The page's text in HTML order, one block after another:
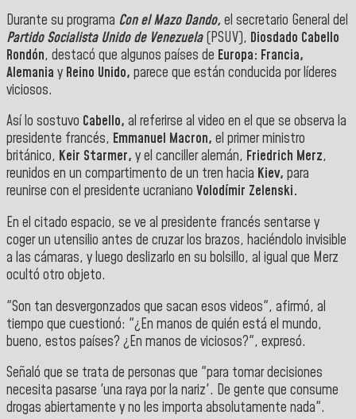
Durante su programa Con el Mazo Dando, el secretario General del
Partido Socialista Unido de Venezuela(PSUV), Diosdado Cabello
Rondón, destacó que algunos países de Europa: Francia,
Alemania y Reino Unido, parece que están conducida por líderes
viciosos.
Así lo sostuvo Cabello, al referirse al video en el que se observa la
presidente francés, Emmanuel Macron, el primer ministro
británico, Keir Starmer, y el canciller alemán, Friedrich Merz,
reunidos en un compartimento de un tren hacia Kiev, para
reunirse con el presidente ucraniano Volodímir Zelenski.
En el citado espacio, se ve al presidente francés sentarse y
coger un utensilio antes de cruzar los brazos, haciéndolo invisible
a las cámaras, y luego deslizarlo en su bolsillo, al igual que Merz
ocultó otro objeto.
"Son tan desvergonzados que sacan esos videos", afirmó, al
tiempo que cuestionó: "¿En manos de quién está el mundo,
bueno, estos países? ¿En manos de viciosos?", expresó.
Señaló que se trata de personas que "para tomar decisiones
necesita pasarse 'una raya por la nariz'. De gente que consume
drogas abiertamente y no les importa absolutamente nada".